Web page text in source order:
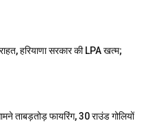
हरियाणा सरकार की LPA खत्म;
ताबड़तोड़ फायरिंग, 30 राउंड गोलियों